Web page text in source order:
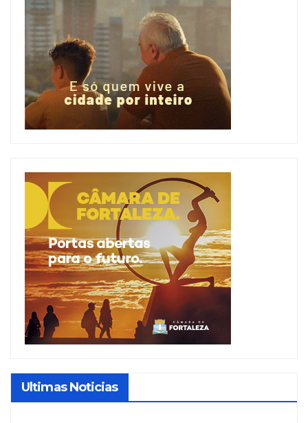
Ultimas Noticias